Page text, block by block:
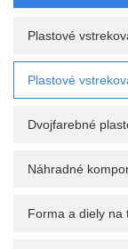
Plastové
Plastové
Dvojfarebné
Náhradné
Forma a diely na